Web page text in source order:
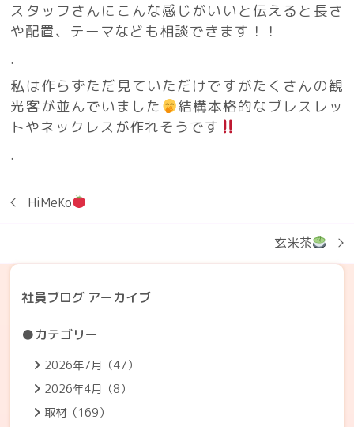
スタッフさんにこんな感じがいいと伝えると長さ
や配置、テーマなども相談できます！！
.
私は作らずただ見ていただけですがたくさんの観
光客が並んでいました
結構本格的なブレスレッ
トやネックレスが作れそうです
.
HiMeKo
玄米茶
社員ブログ アーカイブ
●カテゴリー
2026年7月（47）
2026年4月（8）
取材（169）